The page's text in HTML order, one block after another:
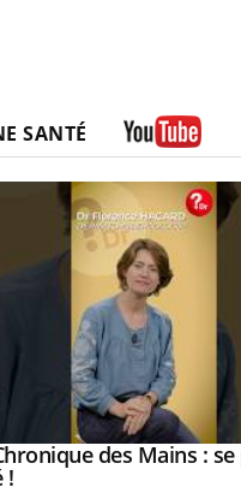
SANTÉ
des Mains :
!Youtube